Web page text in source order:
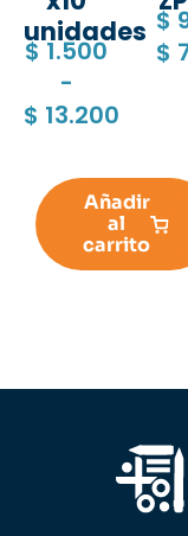
unidades
$1.500
-
$ 13.200
Añadir
al
carrito
$
$